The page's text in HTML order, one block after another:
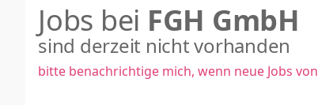
Jobs bei FGH GmbH
sind derzeit nicht vorhanden
bitte benachrichtige mich, wenn neue Jobs von